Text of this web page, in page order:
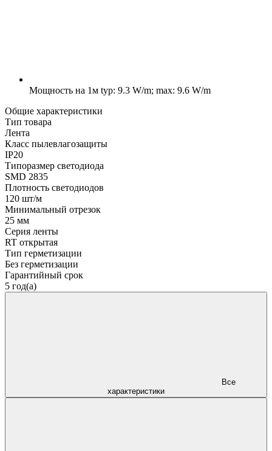
Мощность на 1м typ: 9.3 W/m; max: 9.6 W/m
Общие характеристики
Тип товара
Лента
Класс пылевлагозащиты
IP20
Типоразмер светодиода
SMD 2835
Плотность светодиодов
120 шт/м
Минимальный отрезок
25 мм
Серия ленты
RT открытая
Тип герметизации
Без герметизации
Гарантийный срок
5 год(а)
характеристики